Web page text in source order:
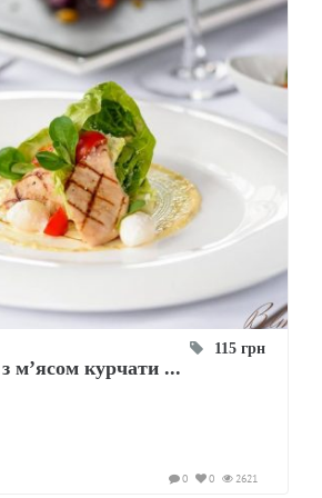
115 грн
м’ясом курчати ...
2621
0
0